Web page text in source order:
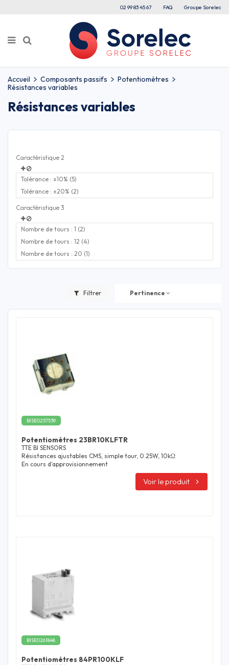
02 99 83 45 67 FAQ Groupe Sorelec
Accueil Composants passifs
Potentiomètres
Résistances variables
Résistances variables
Caractéristique 2
Tolérance : ±10% (5)
Tolérance : ±20% (2)
Caractéristique 3
Nombre de tours : 1 (2)
Nombre de tours : 12 (4)
Nombre de tours : 20 (1)
Filtrer Pertinence
BISE0257539
Potentiomètres 23BR10KLFTR
TTE BI SENSORS
Résistances ajustables CMS, simple tour, 0.25W, 10kΩ
En cours d'approvisionnement
Voir le produit
BISE0261848
Potentiomètres 84PR100KLF